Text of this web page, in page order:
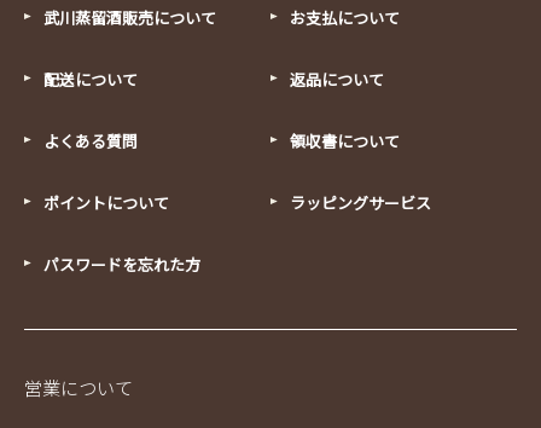
武川蒸留酒販売について お支払について
配送について 返品について
よくある質問 領収書について
ポイントについて ラッピングサービス
パスワードを忘れた方
営業について